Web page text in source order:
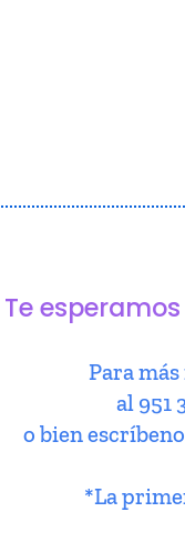
Te
Para
al 951
o bien
*La